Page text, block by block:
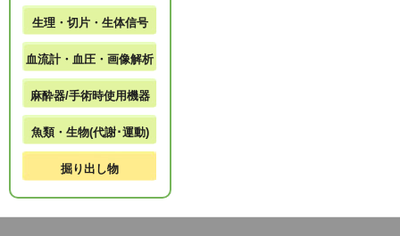
生理・切片・生体信号
血流計・血圧・画像解析
麻酔器/手術時使用機器
魚類・生物(代謝･運動)
掘り出し物